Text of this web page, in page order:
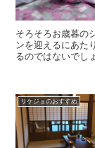
そろそろお歳暮の
ンを迎えるにあた
るのではないでし
リケジョのおすすめ